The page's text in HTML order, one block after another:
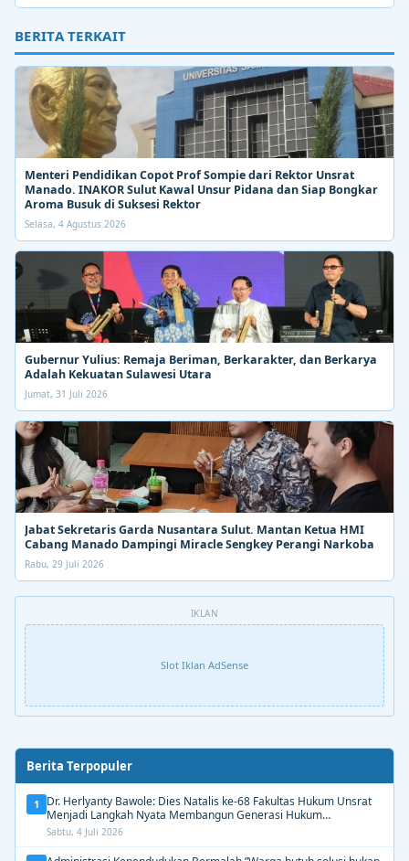
BERITA TERKAIT
Menteri Pendidikan Copot Prof Sompie dari Rektor Unsrat
Manado. INAKOR Sulut Kawal Unsur Pidana dan Siap Bongkar
Aroma Busuk di Suksesi Rektor
Selasa, 4 Agustus 2026
Gubernur Yulius: Remaja Beriman, Berkarakter, dan Berkarya
Adalah Kekuatan Sulawesi Utara
Jumat, 31 Juli 2026
Jabat Sekretaris Garda Nusantara Sulut. Mantan Ketua HMI
Cabang Manado Dampingi Miracle Sengkey Perangi Narkoba
Rabu, 29 Juli 2026
IKLAN
Slot Iklan AdSense
Berita Terpopuler
1
Dr. Herlyanty Bawole: Dies Natalis ke-68 Fakultas Hukum Unsrat
Menjadi Langkah Nyata Membangun Generasi Hukum
Berdampak
Sabtu, 4 Juli 2026